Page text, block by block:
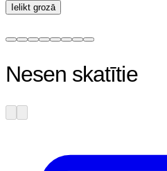
Ielikt grozā
Nesen skatītie